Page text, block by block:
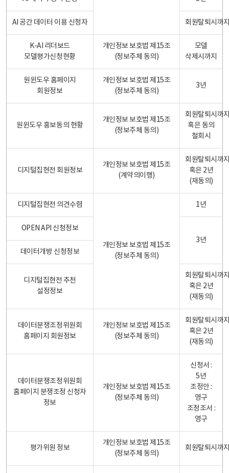
AI 공간 데이터 이용 신청자 회원탈퇴시까
K-AI 리더보드
모델평가신청현황
개인정보 보호법 제15조
(정보주체 동의)
모델
삭제시까지
원윈도우 홈페이지
회원정보
개인정보 보호법 제15조
(정보주체 동의)
3년
원윈도우 홍보동의 현황
개인정보 보호법 제15조
(정보주체 동의)
회원탈퇴시까
혹은 동의
철회시
디지털집현전 회원정보
개인정보 보호법 제15조
(계약의이행)
회원탈퇴시까
혹은 2년
(재동의)
디지털집현전 의견수렴
개인정보 보호법 제15조
(정보주체 동의)
1년
OPEN API 신청정보
3년
데이터개방 신청정보
디지털집현전 추천
설정정보
회원탈퇴시까
혹은 2년
(재동의)
데이터분쟁조정위원회
홈페이지 회원정보
개인정보 보호법 제15조
(정보주체 동의)
회원탈퇴시까
혹은 2년
(재동의)
데이터분쟁조정위원회
홈페이지 분쟁조정 신청자
정보
개인정보 보호법 제15조
(정보주체 동의)
신청서 :
5년
조정안 :
영구
조정조서 :
영구
평가위원 정보
개인정보 보호법 제15조
(정보주체 동의)
회원탈퇴시까